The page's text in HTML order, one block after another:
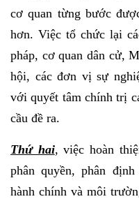
cơ quan từng bước
hơn. Việc tổ chức lại
pháp, cơ quan dân cử,
hội, các đơn vị sự
với quyết tâm chính trị
cầu đề ra.
Thứ hai, việc hoàn
phân quyền, phân
hành chính và môi